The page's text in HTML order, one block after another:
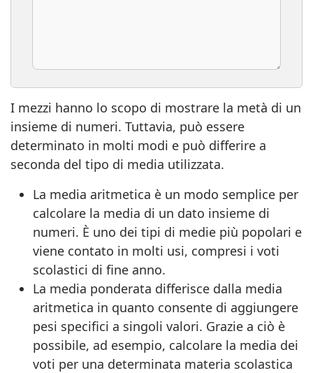
I mezzi hanno lo scopo di mostrare la metà di un
insieme di numeri. Tuttavia, può essere
determinato in molti modi e può differire a
seconda del tipo di media utilizzata.
La media aritmetica è un modo semplice per
calcolare la media di un dato insieme di
numeri. È uno dei tipi di medie più popolari e
viene contato in molti usi, compresi i voti
scolastici di fine anno.
La media ponderata differisce dalla media
aritmetica in quanto consente di aggiungere
pesi specifici a singoli valori. Grazie a ciò è
possibile, ad esempio, calcolare la media dei
voti per una determinata materia scolastica